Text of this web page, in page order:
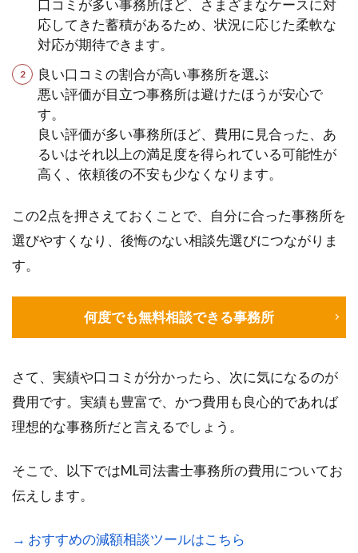
口コミが多い事務所ほど、さまざまなケースに対
応してきた蓄積があるため、状況に応じた柔軟な
対応が期待できます。
良い口コミの割合が高い事務所を選ぶ
悪い評価が目立つ事務所は避けたほうが安心で
す。
良い評価が多い事務所ほど、費用に見合った、あ
るいはそれ以上の満足度を得られている可能性が
高く、依頼後の不安も少なくなります。
この2点を押さえておくことで、自分に合った事務所を
選びやすくなり、後悔のない相談先選びにつながりま
す。
何度でも無料相談できる事務所
さて、実績や口コミが分かったら、次に気になるのが
費用です。実績も豊富で、かつ費用も良心的であれば
理想的な事務所だと言えるでしょう。
そこで、以下ではML司法書士事務所の費用についてお
伝えします。
→ おすすめの減額相談ツールはこちら